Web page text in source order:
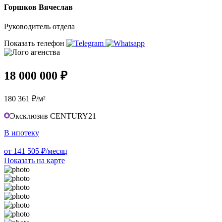
Горшков Вячеслав
Руководитель отдела
Показать телефон
18 000 000 ₽
180 361 ₽/м²
Эксклюзив CENTURY21
В ипотеку
от 141 505 ₽/месяц
Показать на карте